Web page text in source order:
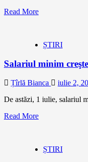
Read More
ȘTIRI
Salariul minim
Țîrlă Bianca
iulie 2,
De astăzi, 1 iulie, salariul
Read More
ȘTIRI